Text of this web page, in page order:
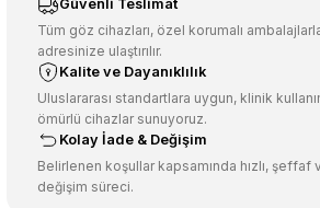
Ürün açıklamasında eksik bilgiler bulunuyor.
Ürün bilgilerinde hatalar bulunuyor.
Ürün fiyatı diğer sitelerden daha pahalı.
Bu ürüne benzer farklı alternatifler olmalı.
Güvenli Teslimat
Tüm göz cihazları, özel korumalı
adresinize ulaştırılır.
Kalite ve Dayanıklılık
Uluslararası standartlara uygun, klinik
ömürlü cihazlar sunuyoruz.
Kolay İade & Değişim
Belirlenen koşullar kapsamında hızlı, şeffaf
değişim süreci.